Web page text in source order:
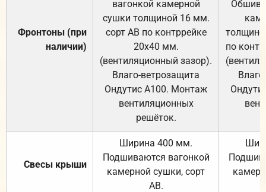
Фронтоны (при
наличии)
вагонкой камерной
сушки толщиной 16 мм.
сорт АВ по контррейке
20х40 мм.
(вентиляционный зазор).
Влаго-ветрозащита
Ондутис А100. Монтаж
вентиляционных
решёток.
по
Свесы крыши
Ширина 400 мм.
Подшиваются вагонкой
камерной сушки, сорт
АВ.